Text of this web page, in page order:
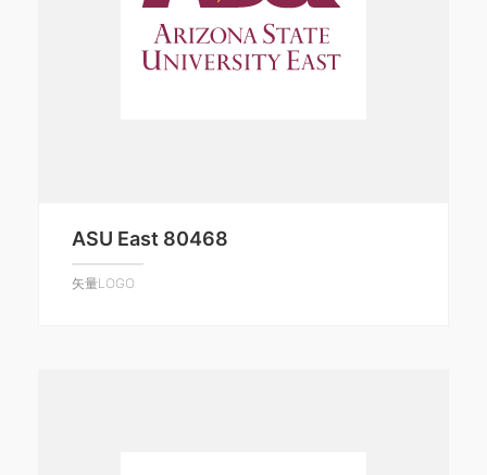
ASU East 80468
矢量LOGO